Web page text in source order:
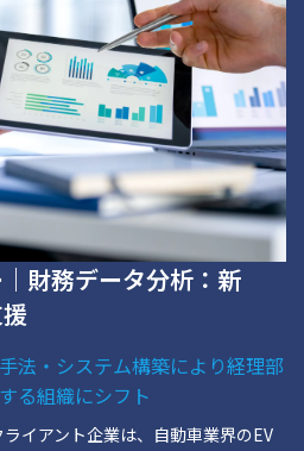
財務データ分析：新
法・システム構築により経理部
る組織にシフト
イアント企業は、自動車業界のEV